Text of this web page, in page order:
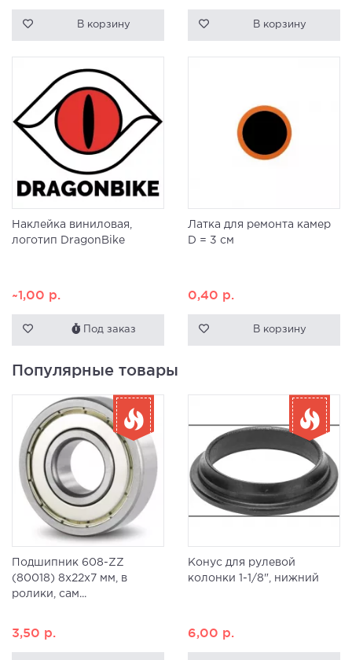
В корзину В корзину
Наклейка виниловая,
логотип DragonBike
~1,00 р.
Под заказ
Латка для ремонта камер
D = 3 см
0,40 р.
В корзину
Популярные товары
Подшипник 608-ZZ
(80018) 8x22x7 мм, в
ролики, сам...
3,50 р.
Конус для рулевой
колонки 1-1/8", нижний
6,00 р.